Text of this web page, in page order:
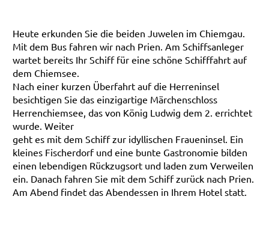
Heute erkunden Sie die beiden Juwelen im Chiemgau.
Mit dem Bus fahren wir nach Prien. Am Schiffsanleger
wartet bereits Ihr Schiff für eine schöne Schifffahrt auf
dem Chiemsee.
Nach einer kurzen Überfahrt auf die Herreninsel
besichtigen Sie das einzigartige Märchenschloss
Herrenchiemsee, das von König Ludwig dem 2. errichtet
wurde. Weiter
geht es mit dem Schiff zur idyllischen Fraueninsel. Ein
kleines Fischerdorf und eine bunte Gastronomie bilden
einen lebendigen Rückzugsort und laden zum Verweilen
ein. Danach fahren Sie mit dem Schiff zurück nach Prien.
Am Abend findet das Abendessen in Ihrem Hotel statt.